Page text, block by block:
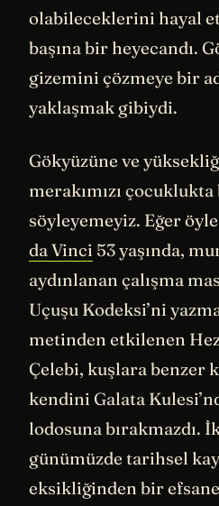
olabileceklerini hayal
başına bir heyecandı.
gizemini çözmeye bir
yaklaşmak gibiydi.
Gökyüzüne ve
merakımızı çocuklukta
söyleyemeyiz. Eğer öyle
da Vinci 53 yaşında,
aydınlanan çalışma
Uçuşu Kodeksi’ni
metinden etkilenen
Çelebi, kuşlara benzer
kendini Galata
lodosuna bırakmazdı.
günümüzde tarihsel
eksikliğinden bir